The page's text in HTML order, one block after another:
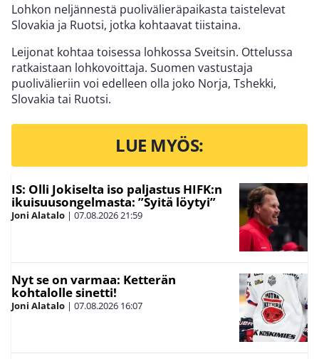
Lohkon neljännestä puolivälieräpaikasta taistelevat
Slovakia ja Ruotsi, jotka kohtaavat tiistaina.
Leijonat kohtaa toisessa lohkossa Sveitsin. Ottelussa
ratkaistaan lohkovoittaja. Suomen vastustaja
puolivälieriin voi edelleen olla joko Norja, Tshekki,
Slovakia tai Ruotsi.
LUE MYÖS:
IS: Olli Jokiselta iso paljastus HIFK:n
ikuisuusongelmasta: ”Syitä löytyi”
Joni Alatalo | 07.08.202621:59
Nyt se on varmaa: Ketterän
kohtalolle sinetti!
Joni Alatalo | 07.08.2026 16:07